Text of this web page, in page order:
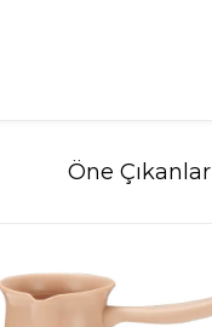
Öne Çıkanlar